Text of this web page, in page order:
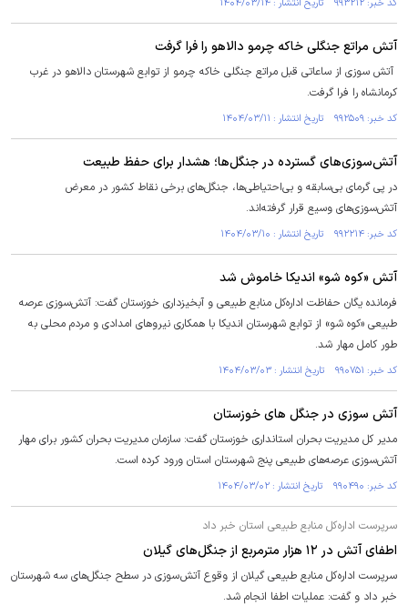
کد خبر: ۹۹۳۲۱۲ تاریخ انتشار : ۱۴۰۴/۰۳/۱۴
آتش مراتع جنگلی خاکه چرمو دالاهو را فرا گرفت
آتش‌ سوزی از ساعاتی قبل‌ مراتع جنگلی خاکه چرمو از توابع شهرستان دالاهو در غرب
کرمانشاه را فرا گرفت.
کد خبر: ۹۹۲۵۰۹ تاریخ انتشار : ۱۴۰۴/۰۳/۱۱
آتش‌سوزی‌های گسترده در جنگل‌ها؛ هشدار برای حفظ طبیعت
در پی گرمای بی‌سابقه و بی‌احتیاطی‌ها، جنگل‌های برخی نقاط کشور در معرض
آتش‌سوزی‌های وسیع قرار گرفته‌اند.
کد خبر: ۹۹۲۲۱۴ تاریخ انتشار : ۱۴۰۴/۰۳/۱۰
آتش «کوه شو» اندیکا خاموش شد
فرمانده یگان حفاظت اداره‌کل منابع طبیعی و آبخیزداری خوزستان گفت: آتش‌سوزی عرصه
طبیعی «کوه شو» از توابع شهرستان اندیکا با همکاری نیرو‌های امدادی و مردم محلی به
طور کامل مهار شد.
کد خبر: ۹۹۰۷۵۱ تاریخ انتشار : ۱۴۰۴/۰۳/۰۳
آتش سوزی در جنگل های خوزستان
مدیر کل مدیریت بحران استانداری خوزستان گفت: سازمان مدیریت بحران کشور برای مهار
آتش‌سوزی عرصه‌های طبیعی پنج شهرستان استان ورود کرده است.
کد خبر: ۹۹۰۴۹۰ تاریخ انتشار : ۱۴۰۴/۰۳/۰۲
سرپرست اداره کل منابع طبیعی استان خبر داد
اطفای آتش در ۱۲ هزار مترمربع از جنگل‌های گیلان
سرپرست اداره کل منابع طبیعی گیلان از وقوع آتش سوزی در سطح جنگل‌های سه شهرستان
خبر داد و گفت: عملیات اطفا انجام شد.